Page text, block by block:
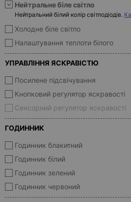
Нейтральне біле світло
Нейтральний білий колір світлодіодів.
Холодне біле світло
Налаштування теплоти білого
УПРАВЛІННЯ ЯСКРАВІСТЮ
Посилене підсвічування
Кнопковий регулятор яскравості
Сенсорний регулятор яскравості
ГОДИННИК
Годинник блакитний
Годинник білий
Годинник зелений
Годинник червоний